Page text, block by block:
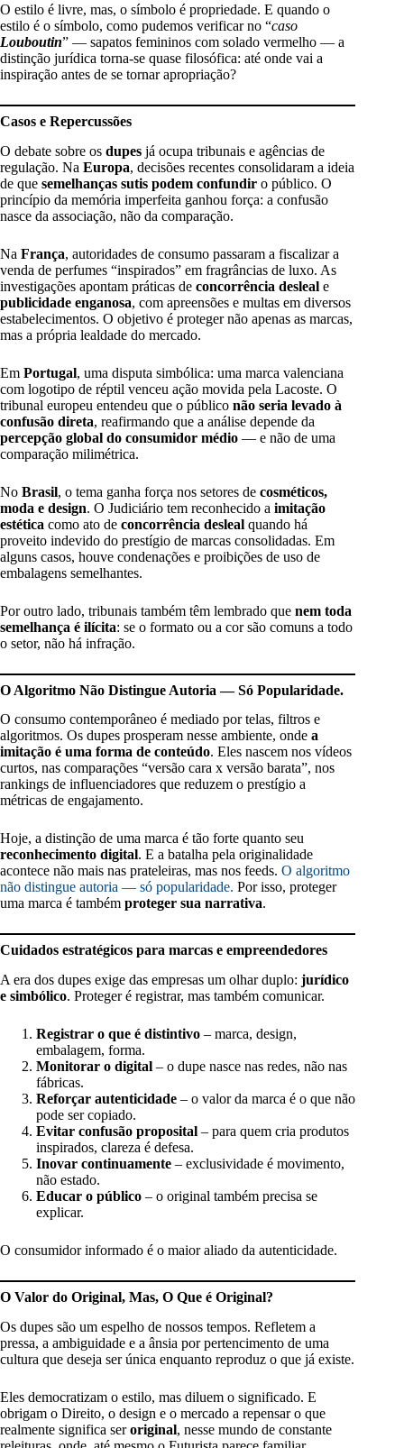
O estilo é livre, mas, o símbolo é propriedade. E quando o
estilo é o símbolo, como pudemos verificar no “caso
Louboutin” — sapatos femininos com solado vermelho — a
distinção jurídica torna-se quase filosófica: até onde vai a
inspiração antes de se tornar apropriação?
Casos e Repercussões
O debate sobre os dupes já ocupa tribunais e agências de
regulação. Na Europa, decisões recentes consolidaram a ideia
de que semelhanças sutis podem confundir o público. O
princípio da memória imperfeita ganhou força: a confusão
nasce da associação, não da comparação.
Na França, autoridades de consumo passaram a fiscalizar a
venda de perfumes “inspirados” em fragrâncias de luxo. As
investigações apontam práticas de concorrência desleal e
publicidade enganosa, com apreensões e multas em diversos
estabelecimentos. O objetivo é proteger não apenas as marcas,
mas a própria lealdade do mercado.
Em Portugal, uma disputa simbólica: uma marca valenciana
com logotipo de réptil venceu ação movida pela Lacoste. O
tribunal europeu entendeu que o público não seria levado à
confusão direta, reafirmando que a análise depende da
percepção global do consumidor médio — e não de uma
comparação milimétrica.
No Brasil, o tema ganha força nos setores de cosméticos,
moda e design. O Judiciário tem reconhecido a imitação
estética como ato de concorrência desleal quando há
proveito indevido do prestígio de marcas consolidadas. Em
alguns casos, houve condenações e proibições de uso de
embalagens semelhantes.
Por outro lado, tribunais também têm lembrado que nem toda
semelhança é ilícita: se o formato ou a cor são comuns a todo
o setor, não há infração.
O Algoritmo Não Distingue Autoria — Só Popularidade.
O consumo contemporâneo é mediado por telas, filtros e
algoritmos. Os dupes prosperam nesse ambiente, onde a
imitação é uma forma de conteúdo. Eles nascem nos vídeos
curtos, nas comparações “versão cara x versão barata”, nos
rankings de influenciadores que reduzem o prestígio a
métricas de engajamento.
Hoje, a distinção de uma marca é tão forte quanto seu
reconhecimento digital. E a batalha pela originalidade
acontece não mais nas prateleiras, mas nos feeds. O algoritmo
não distingue autoria — só popularidade. Por isso, proteger
uma marca é também proteger sua narrativa.
Cuidados estratégicos para marcas e empreendedores
A era dos dupes exige das empresas um olhar duplo: jurídico
e simbólico. Proteger é registrar, mas também comunicar.
Registrar o que é distintivo – marca, design,
embalagem, forma.
Monitorar o digital – o dupe nasce nas redes, não nas
fábricas.
Reforçar autenticidade – o valor da marca é o que não
pode ser copiado.
Evitar confusão proposital – para quem cria produtos
inspirados, clareza é defesa.
Inovar continuamente – exclusividade é movimento,
não estado.
Educar o público – o original também precisa se
explicar.
O consumidor informado é o maior aliado da autenticidade.
O Valor do Original, Mas, O Que é Original?
Os dupes são um espelho de nossos tempos. Refletem a
pressa, a ambiguidade e a ânsia por pertencimento de uma
cultura que deseja ser única enquanto reproduz o que já existe.
Eles democratizam o estilo, mas diluem o significado. E
obrigam o Direito, o design e o mercado a repensar o que
realmente significa seroriginal, nesse mundo de constante